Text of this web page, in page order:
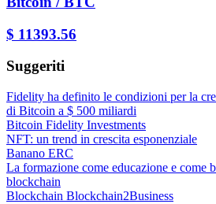
$ 11393.56
Suggeriti
Fidelity ha definito le condizioni per la
di Bitcoin a $ 500 miliardi
Bitcoin Fidelity Investments
NFT: un trend in crescita esponenziale
Banano ERC
La formazione come educazione e come
blockchain
Blockchain Blockchain2Business